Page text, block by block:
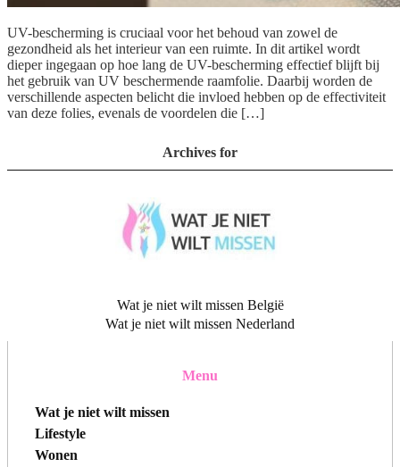
UV-bescherming is cruciaal voor het behoud van zowel de
gezondheid als het interieur van een ruimte. In dit artikel wordt
dieper ingegaan op hoe lang de UV-bescherming effectief blijft bij
het gebruik van UV beschermende raamfolie. Daarbij worden de
verschillende aspecten belicht die invloed hebben op de effectiviteit
van deze folies, evenals de voordelen die […]
Archives for
Wat je niet wilt missen België
Wat je niet wilt missen Nederland
Menu
Wat je niet wilt missen
Lifestyle
Wonen